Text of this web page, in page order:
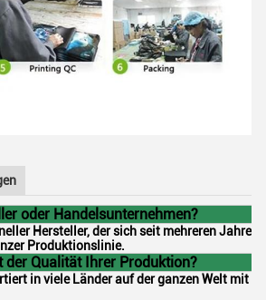
oder Handelsunternehmen?
Hersteller, der sich seit mehreren
Produktionslinie.
der Qualität Ihrer Produktion?
in viele Länder auf der ganzen Welt mit